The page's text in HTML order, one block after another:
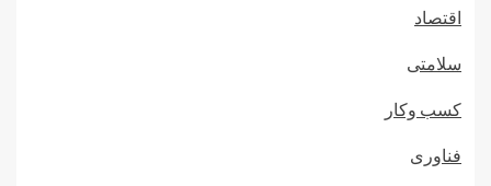
اقتصاد
سلامتی
کسب وکار
فناوری